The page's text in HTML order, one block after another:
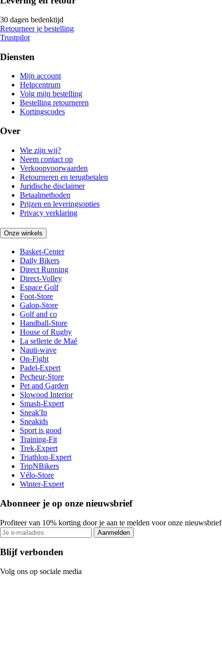
30 dagen bedenktijd
Retourneer je bestelling
Trustpilot
Diensten
Mijn account
Helpcentrum
Volg mijn bestelling
Bestelling retourneren
Kortingscodes
Over
Wie zijn wij?
Neem contact op
Verkoopvoorwaarden
Retourneren en terugbetalen
Juridische disclaimer
Betaalmethoden
Prijzen en leveringsopties
Privacy verklaring
Onze winkels
Basket-Center
Daily Bikers
Direct Running
Direct-Volley
Espace Golf
Foot-Store
Galop-Store
Golf and co
Handball-Store
House of Rugby
La sellerie de Maé
Nauti-wave
On-Fight
Padel-Expert
Pecheur-Store
Pet and Garden
Slowood Interior
Smash-Expert
Sneak'In
Sneakids
Sport is good
Training-Fit
Trek-Expert
Triathlon-Expert
TripNBikers
Vélo-Store
Winter-Expert
Abonneer je op onze nieuwsbrief
Profiteer van 10% korting door je aan te melden voor onze nieuwsbrief
Aanmelden
Blijf verbonden
Volg ons op sociale media